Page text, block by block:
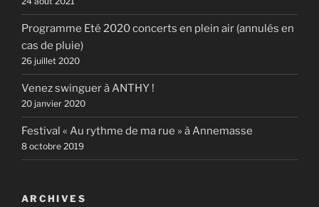
Programme Eté 2020 concerts en plein air (annulés en
cas de pluie)
26 juillet 2020
Venez swinguer à ANTHY !
20 janvier 2020
Festival « Au rythme de ma rue » à Annemasse
8 octobre 2019
ARCHIVES